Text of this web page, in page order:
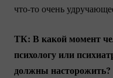
что-тоочень
ТК: В какой момент
психологу или
должны насторожить?